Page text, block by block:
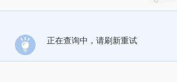
正在查询中，请刷新重试